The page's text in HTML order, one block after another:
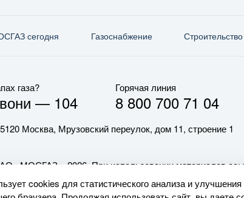
сегодня Газо­снабжение
газа?
— 104
Горячая линия
8 800 700 71 04
Москва, Мрузовский переулок, дом 11, строение 1
«МОСГАЗ», 2026. При использовании материалов
cookies для статистического анализа и